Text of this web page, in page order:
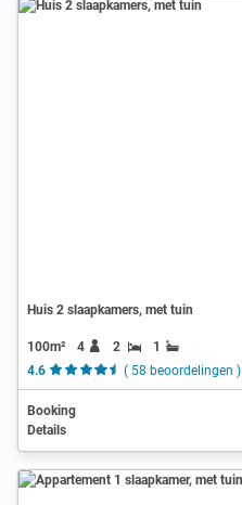
Huis 2 slaapkamers, met tuin
100m² 4 2
1
4.6
( 58 beoordelingen )
Booking
Details